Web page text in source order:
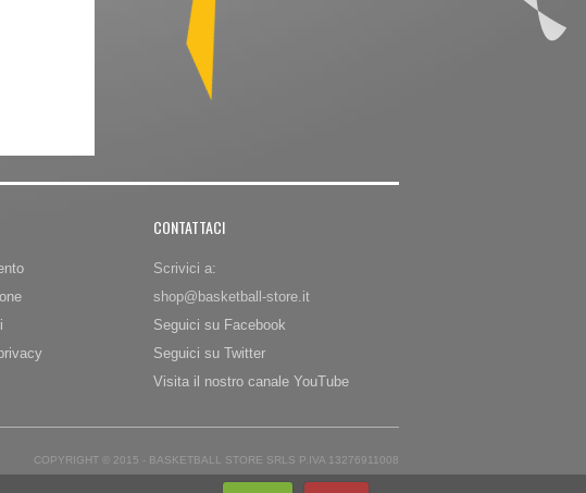
CONTATTACI
Scrivici a:
shop@basketball-store.it
Seguici su Facebook
Seguici su Twitter
Visita il nostro canale YouTube
COPYRIGHT © 2015 - BASKETBALL STORE SRLS P.IVA 13276911008